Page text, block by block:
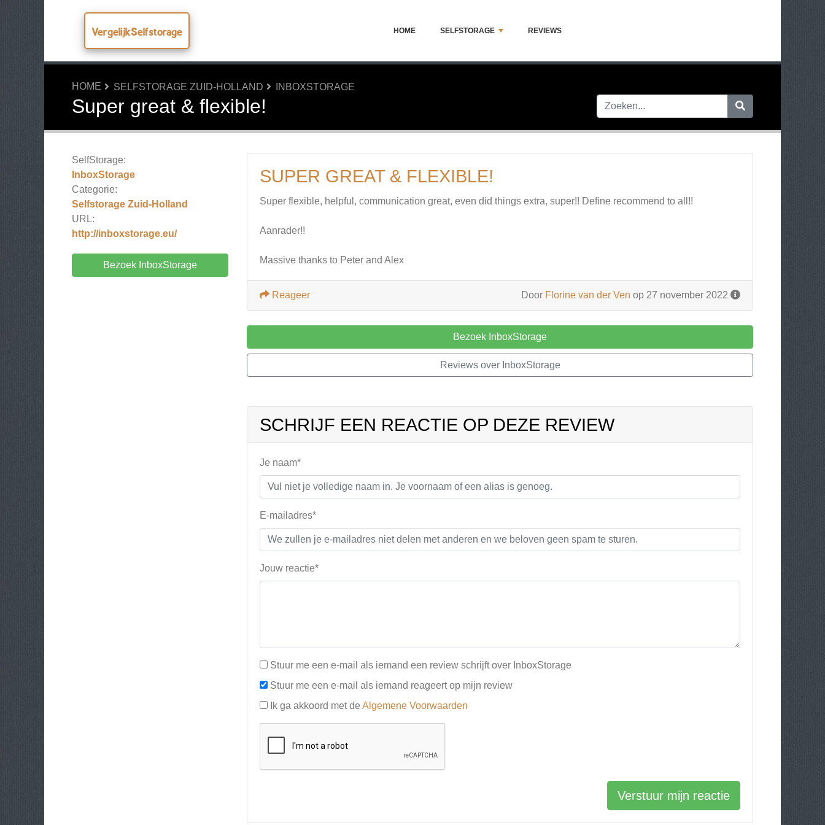
VergelijkSelfstorage HOME SELFSTORAGE REVIEWS
HOME SELFSTORAGE ZUID-HOLLAND INBOXSTORAGE
Super great & flexible!
SelfStorage:
InboxStorage
Categorie:
Selfstorage Zuid-Holland
URL:
http://inboxstorage.eu/
Bezoek InboxStorage
SUPER GREAT & FLEXIBLE!
Super flexible, helpful, communication great, even did things extra, super!! Define recommend to all!!
Aanrader!!
Massive thanks to Peter and Alex
Door Florine van der Ven op 27 november 2022
Reageer
Bezoek InboxStorage
Reviews over InboxStorage
SCHRIJF EEN REACTIE OP DEZE REVIEW
Je naam*
E-mailadres*
Jouw reactie*
Stuur me een e-mail als iemand een review schrijft over InboxStorage
Stuur me een e-mail als iemand reageert op mijn review
Ik ga akkoord met de Algemene Voorwaarden
Verstuur mijn reactie